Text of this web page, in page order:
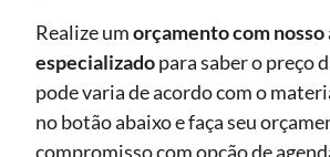
Realize umorçamento com
especializadopara saber o preço
pode varia de acordo com o
no botão abaixo e faça seu
compromisso com opção de